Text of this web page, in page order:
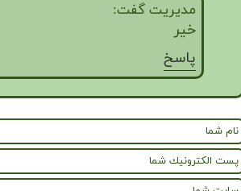
★
مدیریت گفت:
خیر
پاسخ